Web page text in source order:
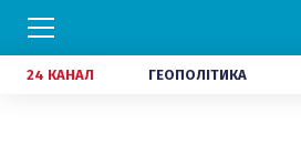
24 КАНАЛ ГЕОПОЛІТИКА